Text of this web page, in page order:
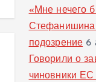
«Мне нечего
Стефанишина
подозрение 6
Говорили о
чиновники